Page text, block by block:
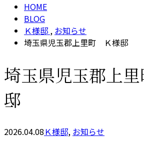
HOME
BLOG
Ｋ様邸 , お知らせ
埼玉県児玉郡上里町 Ｋ様邸
埼玉県児玉郡上
邸
2026.04.08Ｋ様邸, お知らせ